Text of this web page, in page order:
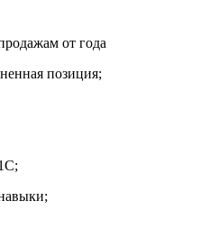
от года
позиция;